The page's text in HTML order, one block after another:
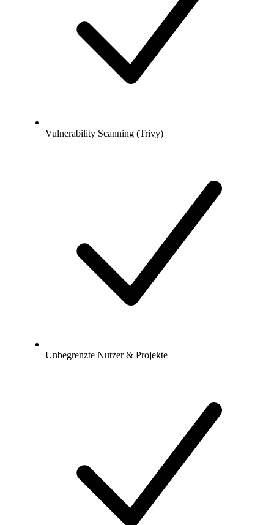
Vulnerability Scanning (Trivy)
Unbegrenzte Nutzer & Projekte